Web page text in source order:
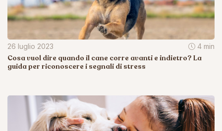
26 luglio 2023 4 min
Cosa vuol dire quando il cane corre avanti e indietro? La
guida per riconoscere i segnali di stress